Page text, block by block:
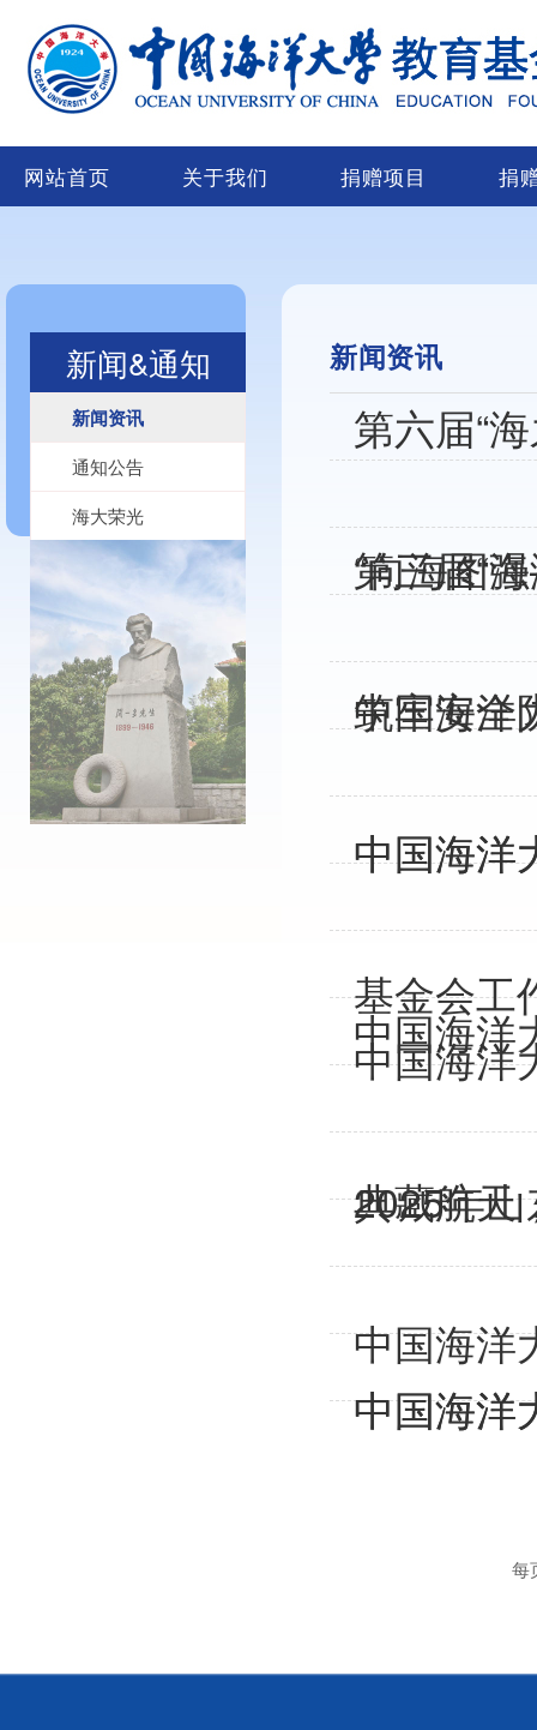
网站首页 关于我们 捐赠项目 捐
新闻&通知
新闻资讯
通知公告
海大荣光
新闻资讯
第六届“
“向海图
第三届“
中国海洋
筑牢安全
中国海洋
中国海洋
基金会工
中国海洋
中国海洋
典藏航天
2025年
中国海洋
中国海洋
中国海洋
每